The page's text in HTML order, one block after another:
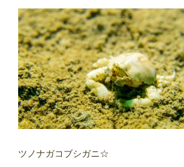
ツノナガコブシガニ☆